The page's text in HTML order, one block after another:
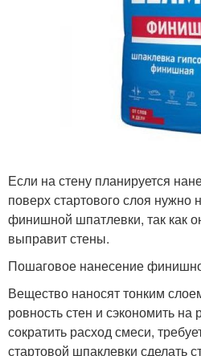
Если на стену планируется
поверх стартового слоя нужно
финишной шпатлевки, так как
выправит стены.
Пошаговое нанесение
Вещество наносят тонким
ровность стен и сэкономить на
сократить расход смеси,
стартовой шпаклевки сделать